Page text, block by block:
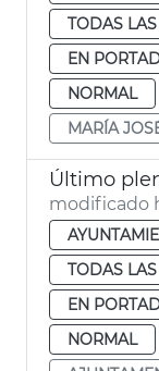
TODAS
EN
NORMAL
MARÍA
Último
modificado
TODAS
EN
NORMAL